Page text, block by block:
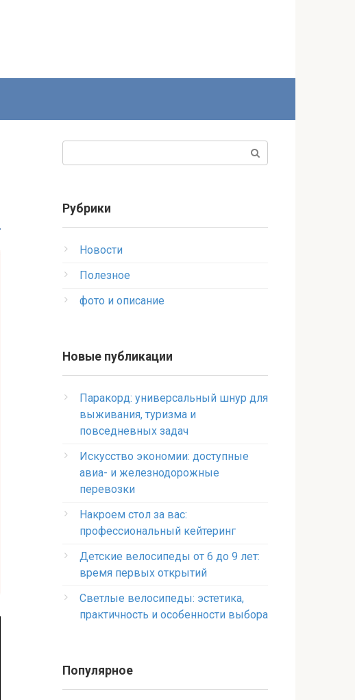
Рубрики
Новости
Полезное
фото и описание
Новые публикации
Паракорд: универсальный шнур для
выживания, туризма и
повседневных задач
Искусство экономии: доступные
авиа- и железнодорожные
перевозки
Накроем стол за вас:
профессиональный кейтеринг
Детские велосипеды от 6 до 9 лет:
время первых открытий
Светлые велосипеды: эстетика,
практичность и особенности выбора
Популярное